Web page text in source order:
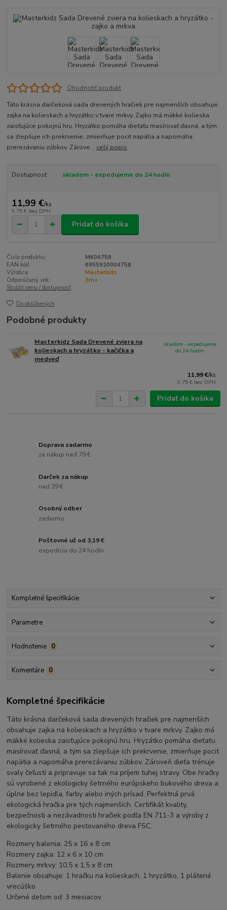
Ohodnotiť produkt
Táto krásna darčeková sada drevených hračiek pre najmenších obsahuje
zajka na kolieskach a hryzátko v tvare mrkvy. Zajko má mäkké kolieska
zaisťujúce pokojnú hru. Hryzátko pomáha dieťaťu masírovať ďasná, a tým
sa zlepšuje ich prekrvenie, zmierňuje pocit napätia a napomáha
prerezávaniu zúbkov. Zárove... celý popis
Dostupnosť skladom - expedujeme do 24 hodín
11,99 €/ks
9,75 € bez DPH
Pridať do košíka
Číslo produktu:
MK04758
EAN kód:
6955920004758
Výrobca:
Masterkidz
Odporúčaný vek:
3m+
Strážiť cenu / dostupnosť
Do obľúbených
Podobné produkty
Masterkidz Sada Drevené zviera na
kolieskach a hryzátko - kačička a
medveď
11,99 €/ks
9,75 € bez DPH
skladom - expedujeme
do 24 hodín
Pridať do košíka
Doprava zadarmo
za nákup nad 79 €
Darček za nákup
nad 39 €
Osobný odber
zadarmo
Poštovné už od 3,19 €
expedícia do 24 hodín
Kompletné špecifikácie
Parametre
Hodnotenie 0
Komentáre 0
Kompletné špecifikácie
Táto krásna darčeková sada drevených hračiek pre najmenších
obsahuje zajka na kolieskach a hryzátko v tvare mrkvy. Zajko má
mäkké kolieska zaisťujúce pokojnú hru. Hryzátko pomáha dieťaťu
masírovať ďasná, a tým sa zlepšuje ich prekrvenie, zmierňuje pocit
napätia a napomáha prerezávaniu zúbkov. Zároveň dieťa trénuje
svaly čeľustí a pripravuje sa tak na príjem tuhej stravy. Obe hračky
sú vyrobené z ekologicky šetrného európskeho bukového dreva a
úplne bez lepidla, farby alebo iných prísad. Perfektná prvá
ekologická hračka pre tých najmenších. Certifikát kvality,
bezpečnosti a nezávadnosti hračiek podľa EN 711-3 a výroby z
ekologicky šetrného pestovaného dreva FSC.
Rozmery balenia: 25 x 16 x 8 cm
Rozmery zajka: 12 x 6 x 10 cm
Rozmery mrkvy: 10,5 x 1,5 x 8 cm
Balenie obsahuje: 1 hračku na kolieskach, 1 hryzátko, 1 plátené
vrecúško
Určené deťom od: 3 mesiacov